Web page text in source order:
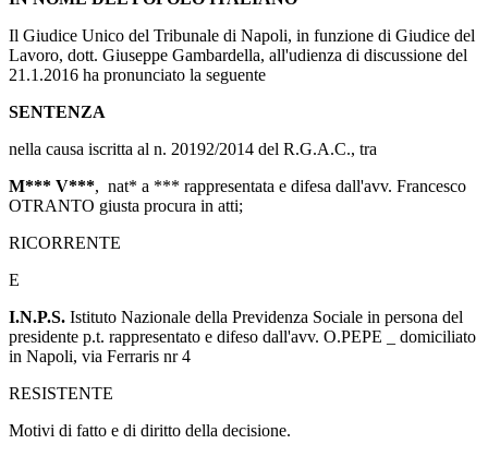
Il Giudice Unico del Tribunale di Napoli, in funzione di Giudice del
Lavoro, dott. Giuseppe Gambardella, all'udienza di discussione del
21.1.2016 ha pronunciato la seguente
SENTENZA
nella causa iscritta al n. 20192/2014 del R.G.A.C., tra
M*** V***, nat* a *** rappresentata e difesa dall'avv. Francesco
OTRANTO giusta procura in atti;
RICORRENTE
E
I.N.P.S. Istituto Nazionale della Previdenza Sociale in persona del
presidente p.t. rappresentato e difeso dall'avv. O.PEPE _ domiciliato
in Napoli, via Ferraris nr 4
RESISTENTE
Motivi di fatto e di diritto della decisione.